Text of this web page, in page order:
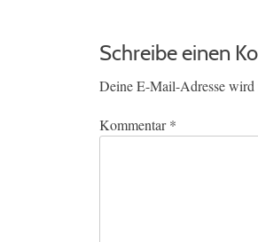
Schreibe einen
Deine E-Mail-Adresse
Kommentar*